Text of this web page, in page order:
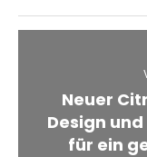
Neuer
Design
für ein